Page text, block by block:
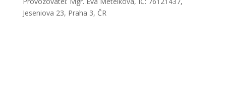
Jeseniova 23, Praha 3, ČR